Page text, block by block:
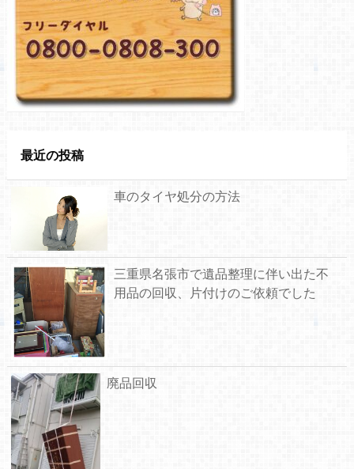
最近の投稿
車のタイヤ処分の方法
三重県名張市で遺品整理に伴い出た不
用品の回収、片付けのご依頼でした
廃品回収